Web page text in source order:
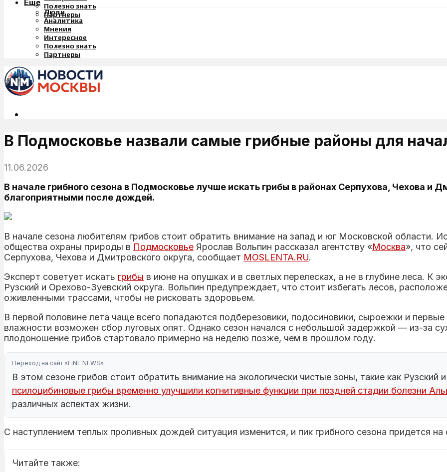
Полезно знать
Партнеры
Еще
Люди
Аналитика
Мнения
Интересное
Полезно знать
Партнеры
В Подмосковье назвали самые грибные районы для
11.06.2026
В начале грибного сезона в Подмосковье лучше искать грибы в районах Серпухова, Чехова и
благоприятными после дождей.
В начале сезона любителям грибов стоит обратить внимание на запад и юг Московской области.
общества охраны природы в Подмосковье Ярослав Вольпин рассказал агентству «Москва», что
Серпухова, Чехова и Дмитровского округа, сообщает MOSLENTA.RU.
Эксперт советует искать грибы в июне на опушках и в светлых перелесках, а не в глубине леса. К
Рузский и Орехово-Зуевский округа. Вольпин предупреждает, что стоит избегать лесов,
оживленными трассами, чтобы не рисковать здоровьем.
В первой половине лета чаще всего попадаются подберезовики, подосиновики, сыроежки и
влажности возможен сбор луговых опят. Однако сезон начался с небольшой задержкой — из-за
плодоношение грибов стартовало примерно на неделю позже, чем в прошлом году.
Переход на сайт «FiNE NEWS»
В этом сезоне грибов стоит обратить внимание на экологически чистые зоны, такие как
псилоцибиновые грибы временно улучшили когнитивные функции при поздней стадии болезни
различных аспектах жизни.
С наступлением теплых проливных дождей ситуация изменится, и пик грибного сезона придется
Читайте также: